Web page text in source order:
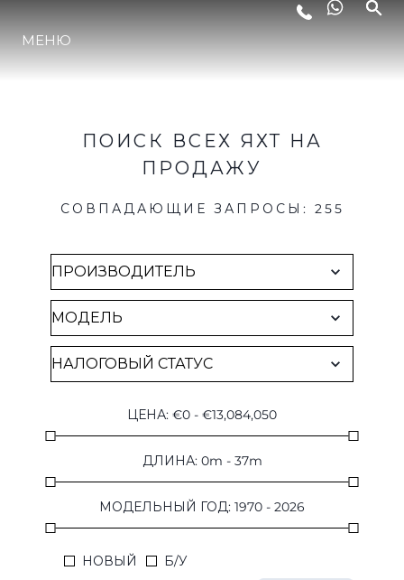
LIFESTYLE
КОМПАНИЯ
НАСЛЕДИЕ
ITALY ADVENTURES
VALUE YOUR BOAT
МЕНЮ
ПОИСК ВСЕХ ЯХТ НА
ПРОДАЖУ
СОВПАДАЮЩИЕ ЗАПРОСЫ : 255
ЦЕНА: €0 - €13,084,050
ДЛИНА: 0m - 37m
МОДЕЛЬНЫЙ ГОД: 1970 - 2026
НОВЫЙ Б/У